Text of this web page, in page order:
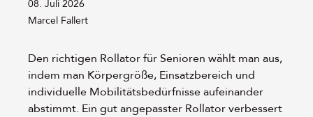
08. Juli 2026
Von:
Marcel Fallert
Den richtigen Rollator für Senioren wählt man aus,
indem man Körpergröße, Einsatzbereich und
individuelle Mobilitätsbedürfnisse aufeinander
abstimmt. Ein gut angepasster Rollator verbessert